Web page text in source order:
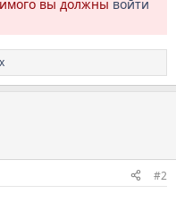
вы должны войти
#2